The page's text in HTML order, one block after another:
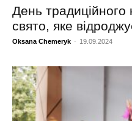
День
свято, яке
Oksana Chemeryk - 19.09.2024